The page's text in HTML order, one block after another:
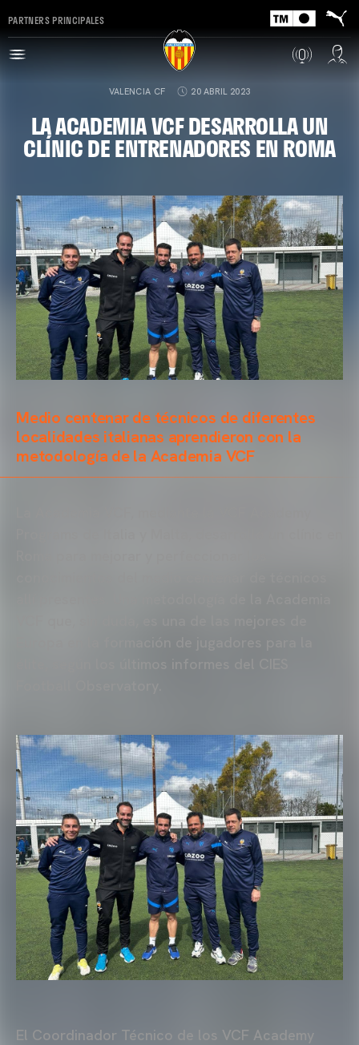
PARTNERS PRINCIPALES
VALENCIA CF 20 ABRIL 2023
LA ACADEMIA VCF DESARROLLA UN
CLÍNIC DE ENTRENADORES EN ROMA
Medio centenar de técnicos de diferentes
localidades italianas aprendieron con la
metodología de la Academia VCF
El Coordinador Técnico de los VCF Academy